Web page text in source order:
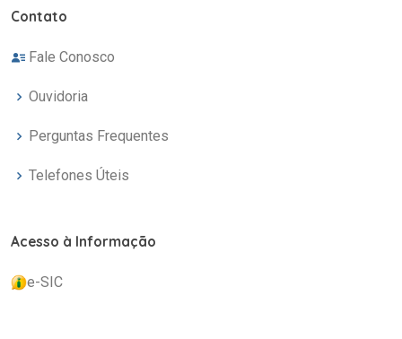
Contato
Fale Conosco
Ouvidoria
Perguntas Frequentes
Telefones Úteis
Acesso à Informação
e-SIC